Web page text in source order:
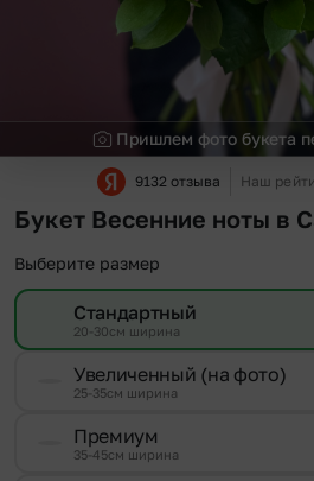
Пришлем фото букета
9132 отзыва Наш
Букет Весенние ноты в
Выберите размер
Стандартный
20-30см ширина
Увеличенный (на фото)
25-35см ширина
Премиум
35-45см ширина